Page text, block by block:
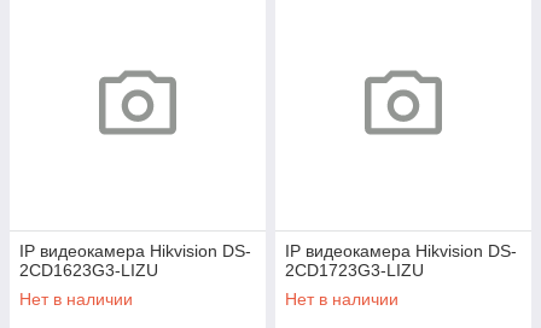
IP видеокамера Hikvision DS-
2CD1623G3-LIZU
Нет в наличии
IP видеокамера Hikvision DS-
2CD1723G3-LIZU
Нет в наличии